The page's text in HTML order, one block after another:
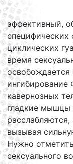
эффективный,
циклических
время
освобождается
кавернозных
гладкие мышцы
расслабляются,
вызывая
Нужно
сексуального